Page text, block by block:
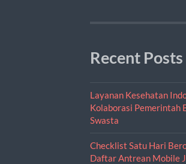
Recent Posts
Layanan Kesehatan
Kolaborasi Pemerintah
Swasta
Checklist Satu Hari
Daftar Antrean Mobile